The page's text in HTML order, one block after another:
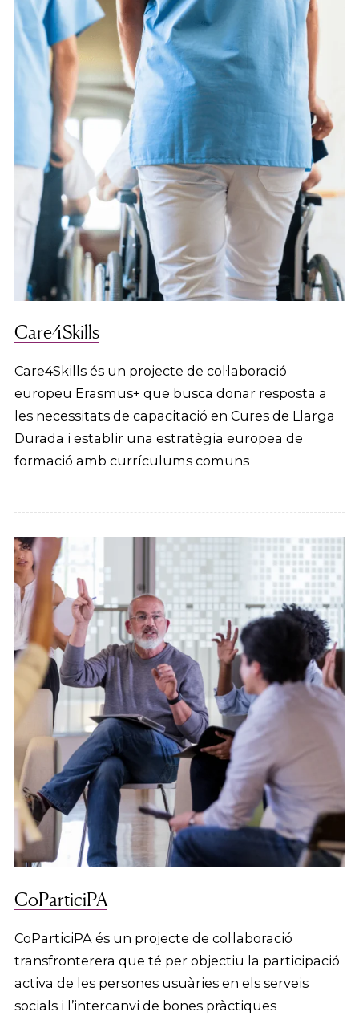
Care4Skills
Care4Skills és un projecte de col·laboració
europeu Erasmus+ que busca donar resposta a
les necessitats de capacitació en Cures de Llarga
Durada i establir una estratègia europea de
formació amb currículums comuns
CoParticiPA
CoParticiPA és un projecte de col·laboració
transfronterera que té per objectiu la participació
activa de les persones usuàries en els serveis
socials i l’intercanvi de bones pràctiques